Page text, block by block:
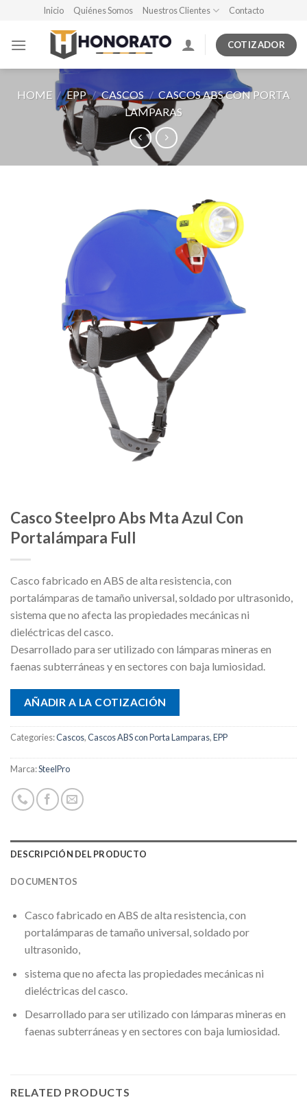
content
Inicio Quiénes Somos Nuestros Clientes Contacto
COTIZADOR
HOME / EPP / CASCOS / CASCOS ABS CON PORTA
LAMPARAS
Casco Steelpro Abs Mta Azul Con
Portalámpara Full
Casco fabricado en ABS de alta resistencia, con
portalámparas de tamaño universal, soldado por ultrasonido,
sistema que no afecta las propiedades mecánicas ni
dieléctricas del casco.
Desarrollado para ser utilizado con lámparas mineras en
faenas subterráneas y en sectores con baja lumiosidad.
AÑADIR A LA COTIZACIÓN
Categories:Cascos,Cascos ABS con Porta Lamparas,EPP
Marca:SteelPro
DESCRIPCIÓN DEL PRODUCTO
DOCUMENTOS
Casco fabricado en ABS de alta resistencia, con
portalámparas de tamaño universal, soldado por
ultrasonido,
sistema que no afecta las propiedades mecánicas ni
dieléctricas del casco.
Desarrollado para ser utilizado con lámparas mineras en
faenas subterráneas y en sectores con baja lumiosidad.
RELATED PRODUCTS